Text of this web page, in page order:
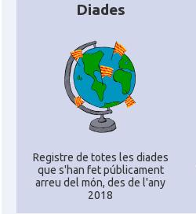
Diades
Registre de totes les diades
que s'han fet públicament
arreu del món, des de l'any
2018